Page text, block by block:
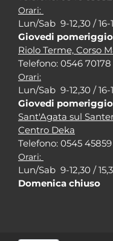
Orari:
Lun/Sab 9-12,30 / 16-
Giovedi
Riolo Terme, Corso
Telefono: 0546 70178
Orari:
Lun/Sab 9-12,30 / 16-
Giovedi
Sant'Agata sul
Centro Deka
Telefono: 0545 45859
Orari:
Lun/Sab 9-12,30 /
Domenica chiuso